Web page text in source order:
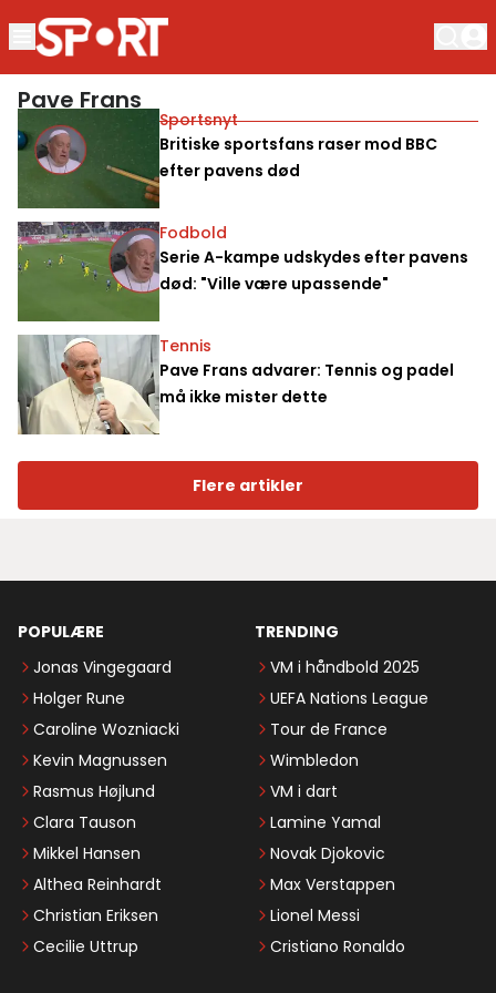
Pave Frans
Sportsnyt
Britiske sportsfans raser mod BBC
efter pavens død
Fodbold
Serie A-kampe udskydes efter pavens
død: "Ville være upassende"
Tennis
Pave Frans advarer: Tennis og padel
må ikke mister dette
Flere artikler
POPULÆRE
Jonas Vingegaard
Holger Rune
Caroline Wozniacki
Kevin Magnussen
Rasmus Højlund
Clara Tauson
Mikkel Hansen
Althea Reinhardt
Christian Eriksen
Cecilie Uttrup
TRENDING
VM i håndbold 2025
UEFA Nations League
Tour de France
Wimbledon
VM i dart
Lamine Yamal
Novak Djokovic
Max Verstappen
Lionel Messi
Cristiano Ronaldo